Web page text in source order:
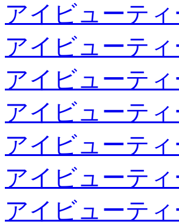
アイビューテ
アイビューテ
アイビューテ
アイビューテ
アイビューテ
アイビューテ
アイビューテ